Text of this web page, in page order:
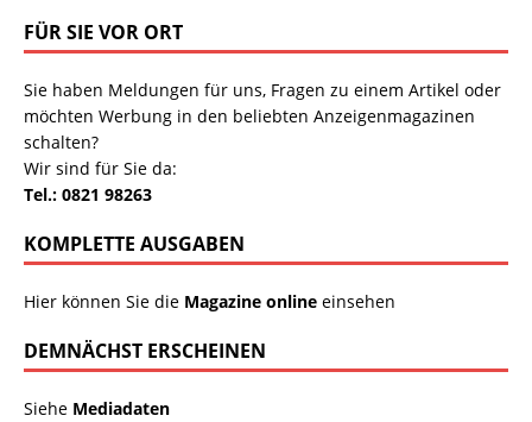
FÜR SIE VOR ORT
Sie haben Meldungen für uns, Fragen zu einem Artikel oder
möchten Werbung in den beliebten Anzeigenmagazinen
schalten?
Wir sind für Sie da:
Tel.: 0821 98263
KOMPLETTE AUSGABEN
Hier können Sie die Magazine online einsehen
DEMNÄCHST ERSCHEINEN
Siehe Mediadaten